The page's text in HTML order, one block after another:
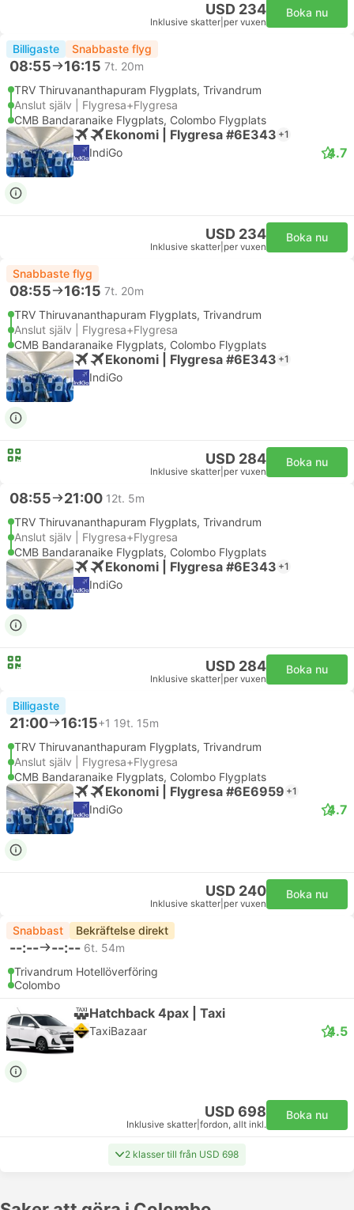
USD 234
Inklusive skatter per vuxen
Boka nu
Billigaste Snabbaste flyg
08:55 16:15 7t. 20m
TRV Thiruvananthapuram Flygplats, Trivandrum
Anslut själv | Flygresa+Flygresa
CMB Bandaranaike Flygplats, Colombo Flygplats
Ekonomi | Flygresa #6E343 +1
IndiGo 4.7
USD 234
Inklusive skatter per vuxen
Boka nu
Snabbaste flyg
08:55 16:15 7t. 20m
TRV Thiruvananthapuram Flygplats, Trivandrum
Anslut själv | Flygresa+Flygresa
CMB Bandaranaike Flygplats, Colombo Flygplats
Ekonomi | Flygresa #6E343 +1
IndiGo
USD 284
Inklusive skatter per vuxen
Boka nu
08:55 21:00 12t. 5m
TRV Thiruvananthapuram Flygplats, Trivandrum
Anslut själv | Flygresa+Flygresa
CMB Bandaranaike Flygplats, Colombo Flygplats
Ekonomi | Flygresa #6E343 +1
IndiGo
USD 284
Inklusive skatter per vuxen
Boka nu
Billigaste
21:00 16:15+1 19t. 15m
TRV Thiruvananthapuram Flygplats, Trivandrum
Anslut själv | Flygresa+Flygresa
CMB Bandaranaike Flygplats, Colombo Flygplats
Ekonomi | Flygresa #6E6959 +1
IndiGo 4.7
USD 240
Inklusive skatter per vuxen
Boka nu
Snabbast Bekräftelse direkt
--:-- --:-- 6t. 54m
Trivandrum Hotellöverföring
Colombo
Hatchback 4pax | Taxi
TaxiBazaar 4.5
USD 698
Inklusive skatter fordon, allt inkl.
Boka nu
2 klasser till från USD 698